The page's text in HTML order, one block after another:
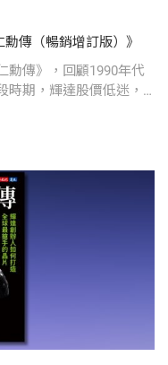
傳（暢銷增訂版）》
勳傳》，回顧1990年代
時期，輝達股價低迷，
免職位不保。這項賭